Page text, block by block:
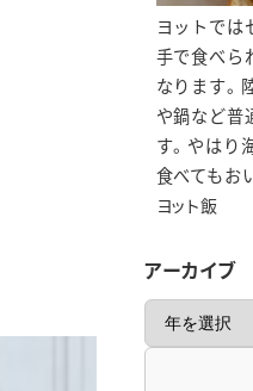
ヨット飯
ヨットでは
手で食べら
なります。
や鍋など普
す。やはり
食べてもお
アーカイブ
ー